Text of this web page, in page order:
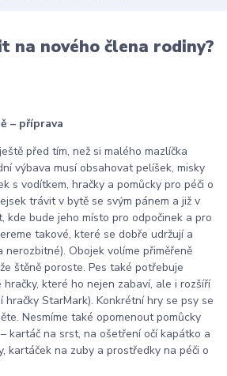
na nového člena rodiny?
– příprava
před tím, než si malého mazlíčka
výbava musí obsahovat pelíšek, misky
s vodítkem, hračky a pomůcky pro péči o
trávit v bytě se svým pánem a již v
kde bude jeho místo pro odpočinek a pro
takové, které se dobře udržují a
Obojek volíme přiměřeně
štěně poroste. Pes také potřebuje
které ho nejen zabaví, ale i rozšíří
hračky StarMark). Konkrétní hry se psy se
Nesmíme také opomenout pomůcky
kartáč na srst, na ošetření očí kapátko a
kartáček na zuby a prostředky na péči o